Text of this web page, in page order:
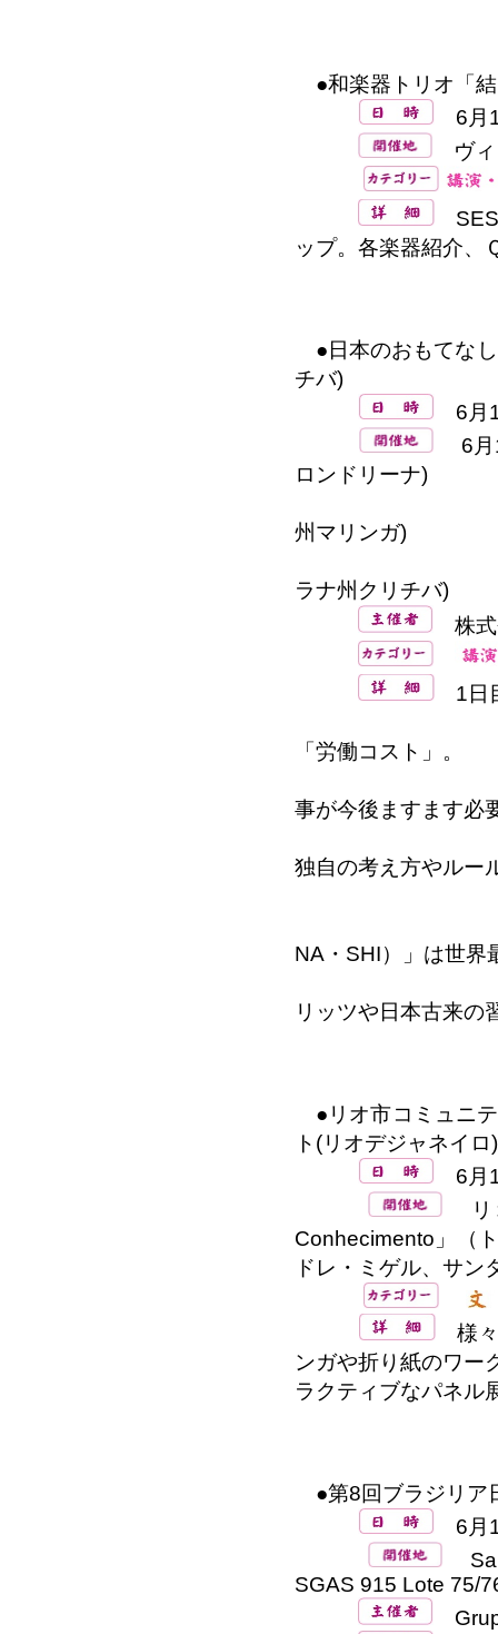
●和楽器トリオ「結
6月
ヴィ
ップ。各楽器紹介、
●日本のおもてな
チバ)
6月
6月
ロンドリーナ)
州マリンガ)
ラナ州クリチバ)
株式
1日
「労働コスト」。
事が今後ますます必
独自の考え方やルー
NA・SHI）」は世界
リッツや日本古来の
●リオ市コミュニ
ト(リオデジャネイロ)
6月
リ
Conhecimento」（
ドレ・ミゲル、サン
様々
ンガや折り紙のワー
ラクティブなパネル
●第8回ブラジリア
6月
SGAS 915 Lote 75/